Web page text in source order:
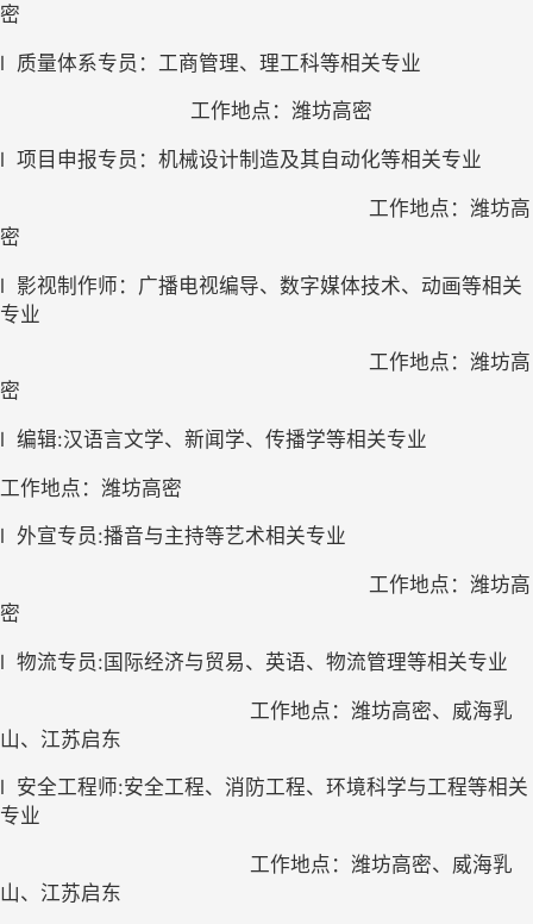
密
l 质量体系专员：工商管理、理工科等相关专业
工作地点：潍坊高密
l 项目申报专员：机械设计制造及其自动化等相关专业
工作地点：潍坊高
密
l 影视制作师：广播电视编导、数字媒体技术、动画等相关
专业
工作地点：潍坊高
密
l 编辑:汉语言文学、新闻学、传播学等相关专业
工作地点：潍坊高密
l 外宣专员:播音与主持等艺术相关专业
工作地点：潍坊高
密
l 物流专员:国际经济与贸易、英语、物流管理等相关专业
工作地点：潍坊高密、威海乳
山、江苏启东
l 安全工程师:安全工程、消防工程、环境科学与工程等相关
专业
工作地点：潍坊高密、威海乳
山、江苏启东